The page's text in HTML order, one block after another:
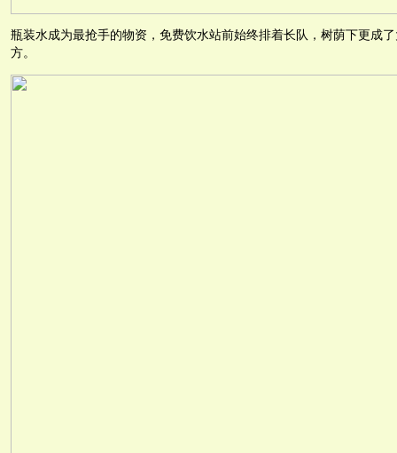
瓶装水成为最抢手的物资，免费饮水站前始终排着长队，树荫下更成
方。